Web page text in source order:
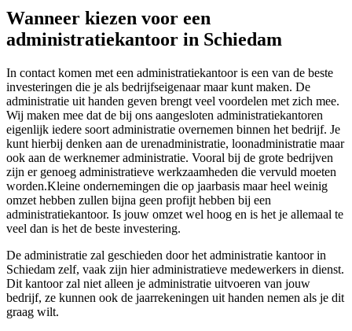
Wanneer kiezen voor een
administratiekantoor in Schiedam
In contact komen met een administratiekantoor is een van de beste
investeringen die je als bedrijfseigenaar maar kunt maken. De
administratie uit handen geven brengt veel voordelen met zich mee.
Wij maken mee dat de bij ons aangesloten administratiekantoren
eigenlijk iedere soort administratie overnemen binnen het bedrijf. Je
kunt hierbij denken aan de urenadministratie, loonadministratie maar
ook aan de werknemer administratie. Vooral bij de grote bedrijven
zijn er genoeg administratieve werkzaamheden die vervuld moeten
worden.Kleine ondernemingen die op jaarbasis maar heel weinig
omzet hebben zullen bijna geen profijt hebben bij een
administratiekantoor. Is jouw omzet wel hoog en is het je allemaal te
veel dan is het de beste investering.
De administratie zal geschieden door het administratie kantoor in
Schiedam zelf, vaak zijn hier administratieve medewerkers in dienst.
Dit kantoor zal niet alleen je administratie uitvoeren van jouw
bedrijf, ze kunnen ook de jaarrekeningen uit handen nemen als je dit
graag wilt.